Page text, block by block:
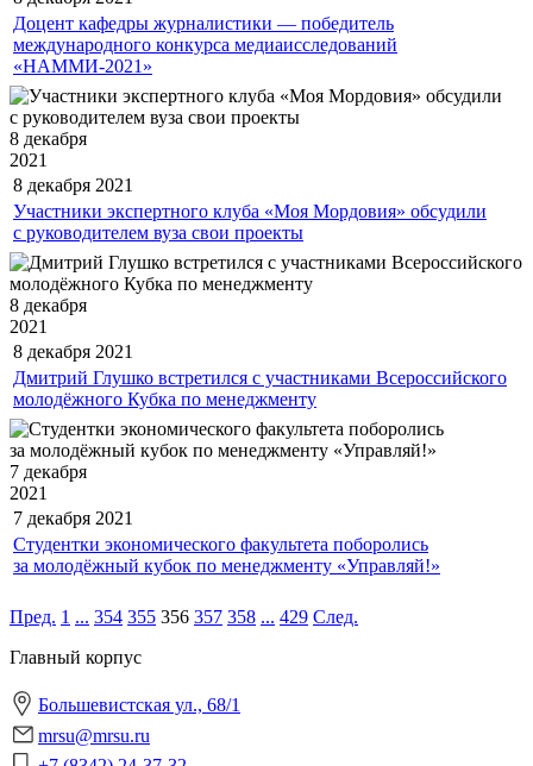
Доцент кафедры журналистики — победитель
международного конкурса медиаисследований
«НАММИ-2021»
8 декабря
2021
8 декабря 2021
Участники экспертного клуба «Моя Мордовия» обсудили
с руководителем вуза свои проекты
8 декабря
2021
8 декабря 2021
Дмитрий Глушко встретился с участниками Всероссийского
молодёжного Кубка по менеджменту
7 декабря
2021
7 декабря 2021
Студентки экономического факультета поборолись
за молодёжный кубок по менеджменту «Управляй!»
Пред. 1 ... 354 355 356 357 358 ... 429 След.
Главный корпус
Большевистская ул., 68/1
mrsu@mrsu.ru